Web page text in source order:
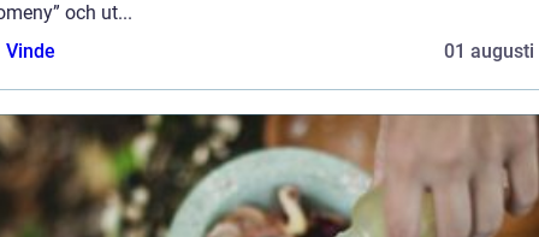
och ut...
Vinde
01 augusti